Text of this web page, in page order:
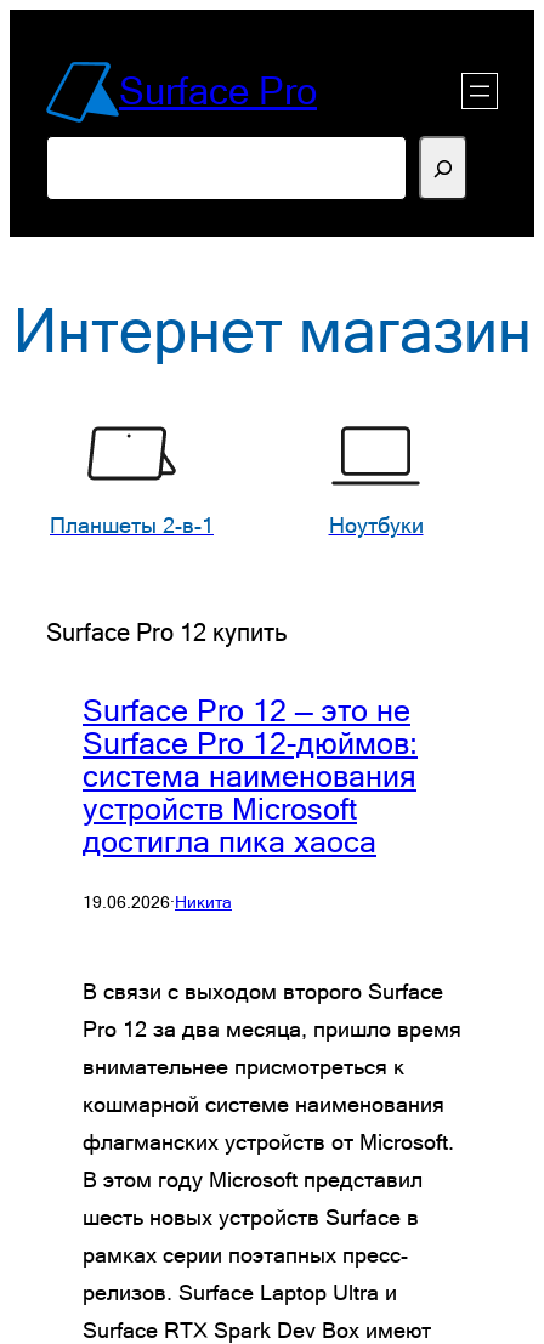
содержимомуSurface Pro
Интернет магазин
Планшеты 2-в-1 Ноутбуки
Surface Pro 12 купить
Surface Pro 12 — это не
Surface Pro 12-дюймов:
система наименования
устройств Microsoft
достигла пика хаоса
19.06.2026·Никита
В связи с выходом второго Surface
Pro 12 за два месяца, пришло время
внимательнее присмотреться к
кошмарной системе наименования
флагманских устройств от Microsoft.
В этом году Microsoft представил
шесть новых устройств Surface в
рамках серии поэтапных пресс-
релизов. Surface Laptop Ultra и
Surface RTX Spark Dev Box имеют